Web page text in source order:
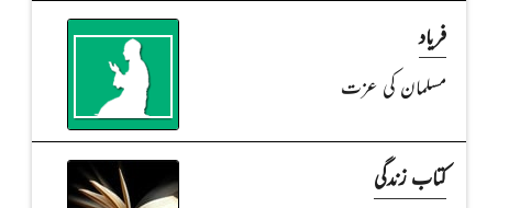
فریاد
مسلمان کی عزت
کتاب زندگی